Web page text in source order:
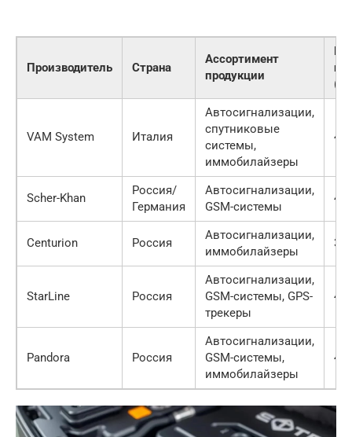
Производитель Страна
Ассортимент
продукции
VAM System Италия
Автосигнализации,
спутниковые
системы,
иммобилайзеры
4.5
Scher-Khan
Россия/
Германия
Автосигнализации,
GSM-системы
4.0
Centurion Россия
Автосигнализации,
иммобилайзеры
3.5
StarLine Россия
Автосигнализации,
GSM-системы, GPS-
трекеры
4.2
Pandora Россия
Автосигнализации,
GSM-системы,
иммобилайзеры
4.7